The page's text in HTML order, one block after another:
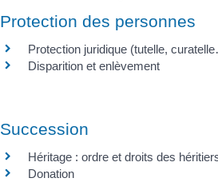
Protection des personnes
Protection juridique (tutelle,
Disparition et enlèvement
Succession
Héritage : ordre et droits des
Donation